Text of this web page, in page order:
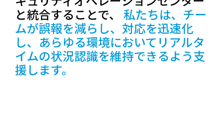
と統合することで、 私たちは、チー
ムが誤報を減らし、対応を迅速化
し、あらゆる環境においてリアルタ
イムの状況認識を維持できるよう支
援します。